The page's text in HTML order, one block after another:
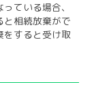
ている場合、
と相続放棄がで
をすると受け取